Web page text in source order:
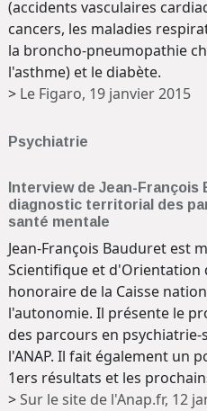
(accidents vasculaires
cancers, les maladies
la broncho-pneumopathie
l'asthme) et le diabète.
> Le Figaro, 19 janvier 2015
Psychiatrie
Interview de Jean-
diagnostic territorial des
santé mentale
Jean-François Bauduret est
Scientifique et d'Orientation
honoraire de la Caisse
l'autonomie. Il présente le
des parcours en
l'ANAP. Il fait également un
1ers résultats et les
>Sur le site de l'Anap.fr, 12